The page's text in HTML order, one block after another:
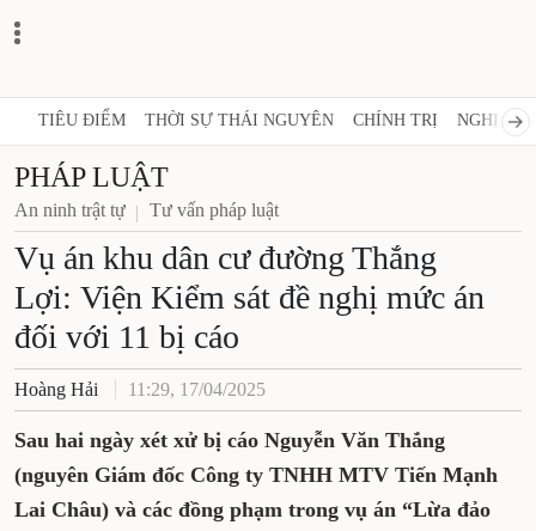
TIÊU ĐIỂM THỜI SỰ THÁI NGUYÊN CHÍNH TRỊ NGHỊ
PHÁP LUẬT
An ninh trật tự Tư vấn pháp luật
Vụ án khu dân cư đường Thắng
Lợi: Viện Kiểm sát đề nghị mức án
đối với 11 bị cáo
Hoàng Hải 11:29, 17/04/2025
Sau hai ngày xét xử bị cáo Nguyễn Văn Thắng
(nguyên Giám đốc Công ty TNHH MTV Tiến Mạnh
Lai Châu) và các đồng phạm trong vụ án “Lừa đảo